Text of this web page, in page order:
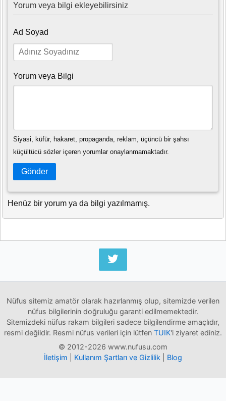
Yorum veya bilgi ekleyebilirsiniz
Ad Soyad
Yorum veya Bilgi
Siyasi, küfür, hakaret, propaganda, reklam, üçüncü bir şahsı
küçültücü sözler içeren yorumlar onaylanmamaktadır.
Gönder
Henüz bir yorum ya da bilgi yazılmamış.
Nüfus sitemiz amatör olarak hazırlanmış olup, sitemizde verilen
nüfus bilgilerinin doğruluğu garanti edilmemektedir.
Sitemizdeki nüfus rakam bilgileri sadece bilgilendirme amaçlıdır,
resmi değildir. Resmi nüfus verileri için lütfen TUIK'i ziyaret ediniz.
© 2012-2026 www.nufusu.com
İletişim
Kullanım Şartları ve Gizlilik Blog